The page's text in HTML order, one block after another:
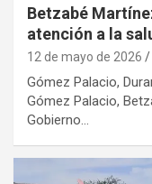
Betzabé
atención a la
12 de mayo de 2026
Gómez Palacio,
Gómez Palacio,
Gobierno…